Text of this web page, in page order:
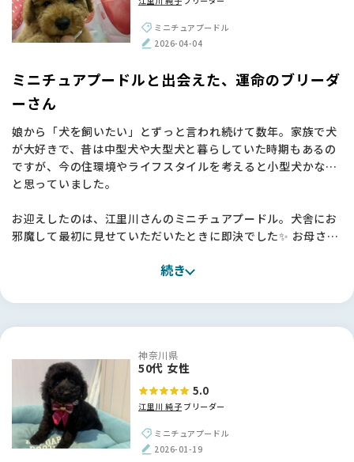
ミニチュアプードル
2026-04-04
ミニチュアプードルと出会えた、運命のブリーダ
ーさん
娘から「犬を飼いたい」とずっと言われ続けて数年。家族で犬
が大好きで、昔は中型犬や大型犬と暮らしていた時期もあるの
ですが、今の住環境やライフスタイルを考えると小型犬かな…
と思っていました。
お迎えしたのは、江里川さんのミニチュアプードル。犬舎にお
邪魔して最初に見せていただいたときに即決でした✨ お母さん
みんな健康で穏やか。「本当にすごくいい環境で育てていらっ
お迎えしてからも、うちの子はとても穏やかで、お母さんとし
すい子に育っています。最近はすっかり肝も据わってきて、家
族の一員として毎日笑わせてくれています💕
江里川さん、本当にありがとうございました。
【BreederFamiliesへ】
続き
神奈川県
50代 女性
5.0
江里川 純子 ブリーダー
ミニチュアプードル
2026-01-19